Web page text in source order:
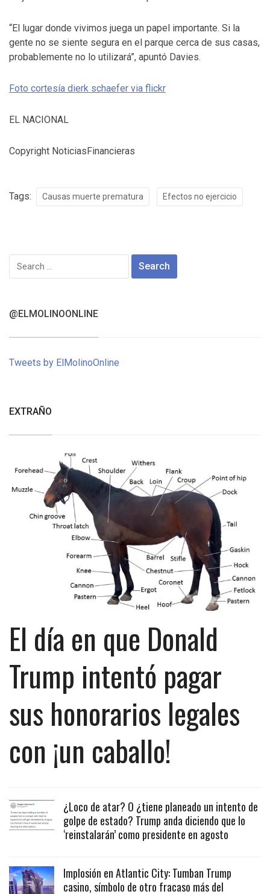
“El lugar donde vivimos juega un papel importante. Si la
gente no se siente segura en el parque cerca de sus casas,
probablemente no lo utilizará”, apuntó Davies.
Foto cortesía dierk schaefer via flickr
EL NACIONAL
Copyright NoticiasFinancieras
Tags: Causas muerte prematura Efectos no ejercicio
Search
for:
@ELMOLINOONLINE
Tweets by ElMolinoOnline
EXTRAÑO
El día en que Donald
Trump intentó pagar
sus honorarios legales
con ¡un caballo!
¿Loco de atar? O ¿tiene planeado un intento de
golpe de estado? Trump anda diciendo que lo
‘reinstalarán’ como presidente en agosto
Implosión en Atlantic City: Tumban Trump
casino, símbolo de otro fracaso más del